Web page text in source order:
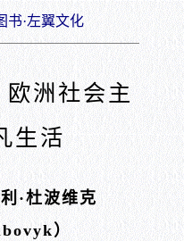
书·左翼文化
欧洲社会主
生活
·杜波维克
）